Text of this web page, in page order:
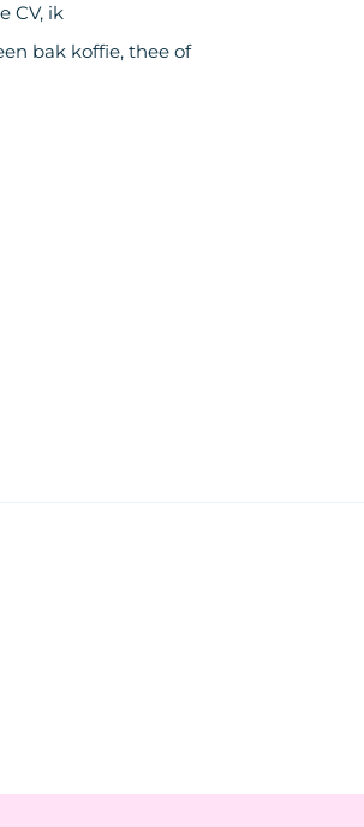
CV, ik
bak koffie, thee of